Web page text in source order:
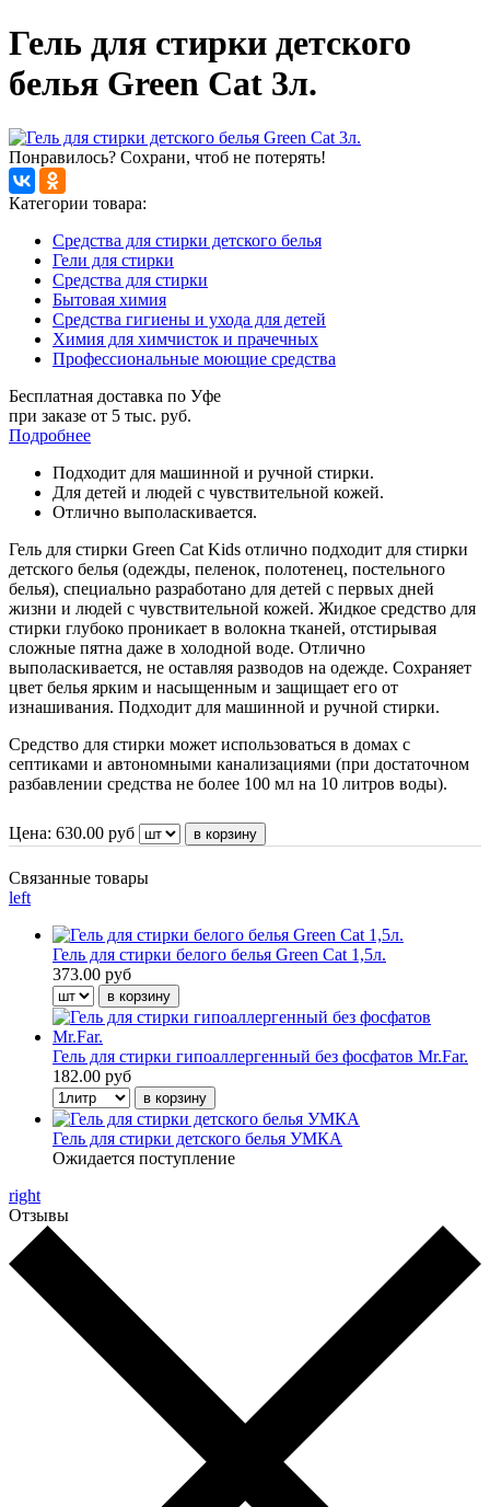
Гель для стирки детского
белья Green Cat 3л.
Понравилось? Сохрани, чтоб не потерять!
Категории товара:
Средства для стирки детского белья
Гели для стирки
Средства для стирки
Бытовая химия
Средства гигиены и ухода для детей
Химия для химчисток и прачечных
Профессиональные моющие средства
Бесплатная доставка по Уфе
при заказе от 5 тыс. руб.
Подробнее
Подходит для машинной и ручной стирки.
Для детей и людей с чувствительной кожей.
Отлично выполаскивается.
Гель для стирки Green Cat Kids отлично подходит для стирки
детского белья (одежды, пеленок, полотенец, постельного
белья), специально разработано для детей с первых дней
жизни и людей с чувствительной кожей. Жидкое средство для
стирки глубоко проникает в волокна тканей, отстирывая
сложные пятна даже в холодной воде. Отлично
выполаскивается, не оставляя разводов на одежде. Сохраняет
цвет белья ярким и насыщенным и защищает его от
изнашивания. Подходит для машинной и ручной стирки.
Средство для стирки может использоваться в домах с
септиками и автономными канализациями (при достаточном
разбавлении средства не более 100 мл на 10 литров воды).
Цена: 630.00 руб
Связанные товары
left
Гель для стирки белого белья Green Cat 1,5л.
373.00 руб
Гель для стирки гипоаллергенный без фосфатов Mr.Far.
182.00 руб
Гель для стирки детского белья УМКА
Ожидается поступление
right
Отзывы